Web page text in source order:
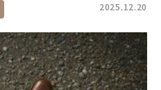
2025.12.20